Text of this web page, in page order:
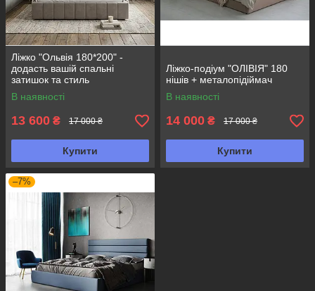
Ліжко "Ольвія 180*200" -
додасть вашій спальні
затишок та стиль
В наявності
13 600 ₴ 17 000 ₴
Купити
Ліжко-подіум "ОЛІВІЯ" 180
нішів + металопідіймач
В наявності
14 000 ₴ 17 000 ₴
Купити
–7%